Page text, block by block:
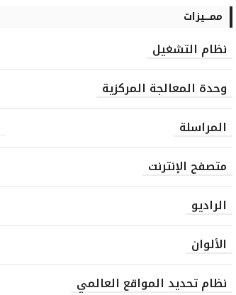
ممـــيزات
نظام التشغيل
وحدة المعالجة المركزية
المراسلة
متصفح الإنترنت
الراديو
الألوان
نظام تحديد المواقع العالمي